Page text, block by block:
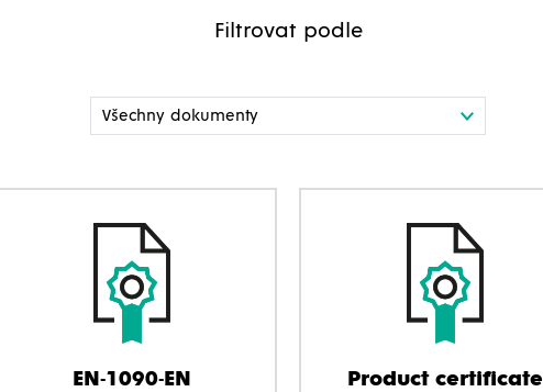
Filtrovat podle
EN-1090-EN
Product certificate